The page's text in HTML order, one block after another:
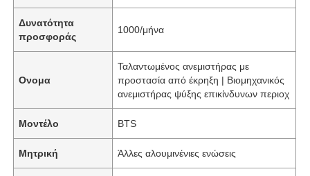
Δυνατότητα
προσφοράς
1000/μήνα
Ονομα
Ταλαντωμένος ανεμιστήρας με
προστασία από έκρηξη | Βιομηχανικός
ανεμιστήρας ψύξης επικίνδυνων περιοχ
Μοντέλο BTS
Μητρική Άλλες αλουμινένιες ενώσεις